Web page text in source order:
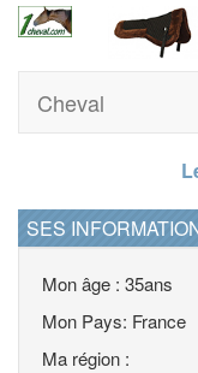
Cheval
SES
Mon âge : 35ans
Mon Pays: France
Ma région :